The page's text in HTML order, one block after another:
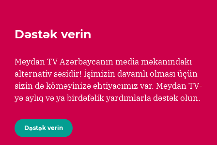
Dəstək verin
Meydan TV Azərbaycanın media məkanındakı
alternativ səsidir! İşimizin davamlı olması üçün
sizin də köməyinizə ehtiyacımız var. Meydan TV-
yə aylıq və ya birdəfəlik yardımlarla dəstək olun.
Dəstək verin